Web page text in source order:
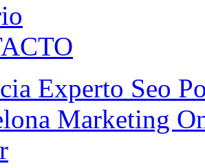
Experto Seo
Marketing